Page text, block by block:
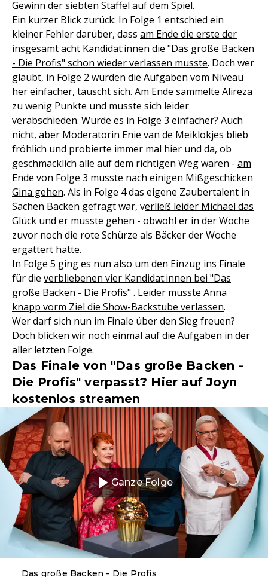
Gewinn der siebten Staffel auf dem Spiel.
Ein kurzer Blick zurück: In Folge 1 entschied ein
kleiner Fehler darüber, dass am Ende die erste der
insgesamt acht Kandidat:innen die "Das große Backen
- Die Profis" schon wieder verlassen musste. Doch wer
glaubt, in Folge 2 wurden die Aufgaben vom Niveau
her einfacher, täuscht sich. Am Ende sammelte Alireza
zu wenig Punkte und musste sich leider
verabschieden. Wurde es in Folge 3 einfacher? Auch
nicht, aber Moderatorin Enie van de Meiklokjes blieb
fröhlich und probierte immer mal hier und da, ob
geschmacklich alle auf dem richtigen Weg waren - am
Ende von Folge 3 musste nach einigen Mißgeschicken
Gina gehen. Als in Folge 4 das eigene Zaubertalent in
Sachen Backen gefragt war, verließ leider Michael das
Glück und er musste gehen - obwohl er in der Woche
zuvor noch die rote Schürze als Bäcker der Woche
ergattert hatte.
In Folge 5 ging es nun also um den Einzug ins Finale
für die verbliebenen vier Kandidat:innen bei "Das
große Backen - Die Profis" . Leider musste Anna
knapp vorm Ziel die Show-Backstube verlassen.
Wer darf sich nun im Finale über den Sieg freuen?
Doch blicken wir noch einmal auf die Aufgaben in der
aller letzten Folge.
Das Finale von "Das große Backen -
Die Profis" verpasst? Hier auf Joyn
kostenlos streamen
Ganze Folge
Das große Backen - Die Profis